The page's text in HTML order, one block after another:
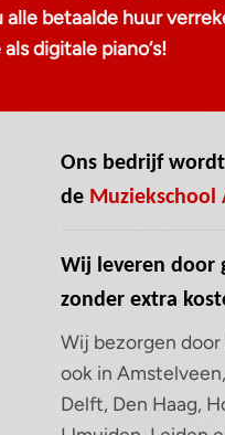
betaalde huur
digitale piano‘s!
Ons bedrijf
de Muziekschool
Wij leveren door
zonder extra
Wij bezorgen
ook in
Delft, Den Haag,